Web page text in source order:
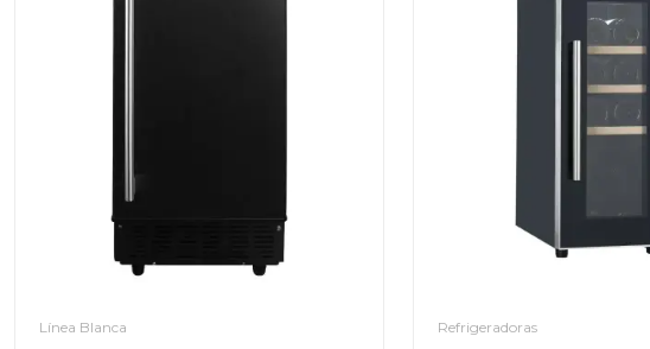
Línea Blanca Refrigeradoras